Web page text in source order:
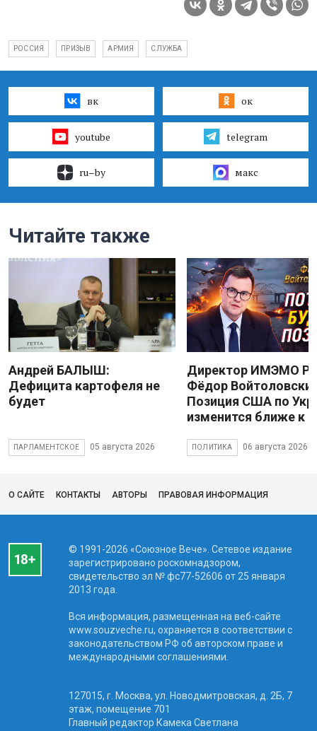
РОССИЯ ПРИЗЫВ АРМИЯ СЛУЖБА
вк ок
youtube telegram
ru–by макс
Читайте также
Андрей БАЛЫШ:
Дефицита картофеля не
будет
ПАРЛАМЕНТСКОЕ 05 августа 2026
Директор ИМЭМО
Фёдор
Позиция США по
изменится ближе к
ПОЛИТИКА 06 августа 2026
О САЙТЕ КОНТАКТЫ АВТОРЫ ПРАВОВАЯ ИНФОРМАЦИЯ
© 1991-2026 «Союзное Вече». Сетевое издание
зарегистрировано роскомнадзором,
свидетельство эл № фc77-52606 от 25 января
2013 года.
Вся информация, размещенная на веб-сайте
www.souzveche.ru, охраняется в соответствии с
законодательством РФ об авторском праве и
международными соглашениями.
127015, г. Москва, ул. Новодмитровская, д. 2Б, 7
этаж, помещение 701
Главный редактор Камека Светлана